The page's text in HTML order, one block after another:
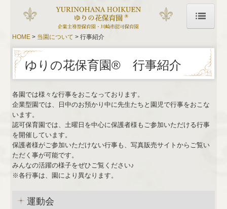
HOME
当園について
各園のご案内
きらきらスマイル保育園
感染症情報
地域の皆様へ
行事紹介
HOME 当園について 行事紹介
ゆりの花保育園® 行事紹介
各園では様々な行事をおこなっております。
企業型園では、日中のお預かり中に先生たちと園児で行事をおこな
います。
認可保育園では、土曜日を中心に保護者様もご参加いただける行事
を開催しています。
保護者様がご参加いただけない行事も、写真販売サイトからご覧い
ただく事が可能です。
みんなの活躍の様子をぜひご覧ください♪
※各行事は、園により異なります。
運動会